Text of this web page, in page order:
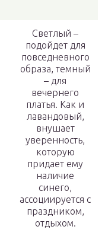
Светлый –
подойдет для
повседневного
образа, темный
– для
вечернего
платья. Как и
лавандовый,
внушает
уверенность,
которую
придает ему
наличие
синего,
ассоциируется с
праздником,
отдыхом.